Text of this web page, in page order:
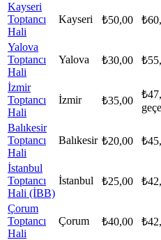
Kayseri
Toptancı
Hali
Kayseri ₺50,00 ₺
Yalova
Toptancı
Hali
Yalova ₺30,00 ₺
İzmir
Toptancı
Hali
İzmir ₺35,00
₺
Balıkesir
Toptancı
Hali
Balıkesir ₺20,00 ₺
İstanbul
Toptancı
Hali (İBB)
İstanbul ₺25,00 ₺
Çorum
Toptancı
Hali
Çorum ₺40,00 ₺